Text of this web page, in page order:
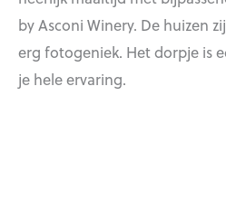
by Asconi Winery. De huizen
erg fotogeniek. Het dorpje is
je hele ervaring.